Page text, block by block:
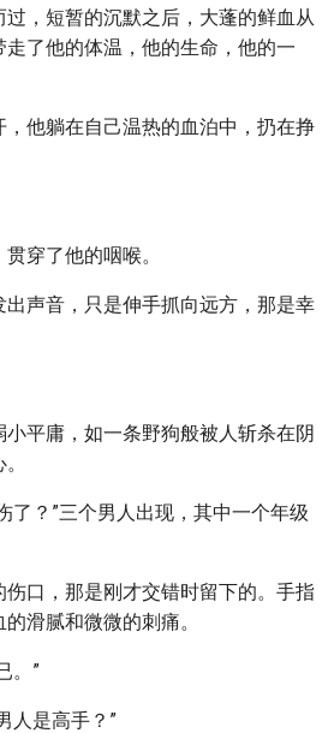
，短暂的沉默之后，大蓬的鲜血从
了他的体温，他的生命，他的一
，他躺在自己温热的血泊中，扔在挣
穿了他的咽喉。
声音，只是伸手抓向远方，那是幸
平庸，如一条野狗般被人斩杀在阴
了？”三个男人出现，其中一个年级
口，那是刚才交错时留下的。手指
滑腻和微微的刺痛。
。”
人是高手？”